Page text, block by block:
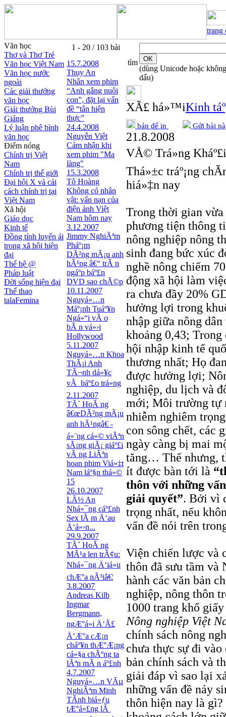
trang
Văn học
Thơ và Thơ Trẻ
Văn học Việt Nam
Văn học nước
ngoài
Các giải thưởng
văn học
Giải thưởng Bùi
Giáng
Lý luận phê bình
văn học
Điểm nóng
Chính trị Việt
Nam
Chính trị thế giới
Đại hội X và cải
cách chính trị tại
Việt Nam
Xã hội
Giáo dục
Kinh tế
Đồng tính luyến ái
trong xã hội hiện
đại
Thế hệ @
Pháp luật
Đời sống hiện đại
Thể thao
talaFemina
1 - 20 / 103 bài
15.7.2008
Thụy An
Nhân xem phim
“Anh gắng nuôi
con”, đặt lại vấn
đề “tân hiện
thực”
24.4.2008
Nguyễn Việt
Cảm nhận khi
xem phim "Ma
làng"
15.3.2008
Tô Hoàng
Không có nhân
vật: vấn nạn của
điện ảnh Việt
Nam hôm nay
3.12.2007
Jimmy NghiÃªm
Pháº¡m
DÃ²ng mÃ¡u anh
hÃ¹ng â€“ trÃ n
ngáº­p báº£n
DVD sao chÃ©p
10.11.2007
Nguyá»…n
Máº¡nh Tuáº¥n
Ngá»“i vÃ o
bÃ n vá»›i
Hollywood
5.11.2007
Nguyá»…n Khoa
ThÃ¡i Anh
TÃ¬nh dá»¥c
vÃ báº£o trá»ng
2.11.2007
TÃ´ HoÃ ng
â€œDÃ²ng mÃ¡u
anh hÃ¹ngâ€ -
á»¨ng cá»© viÃªn
sÃ¡ng giÃ¡ giáº£i
vÃ ng LiÃªn
hoan phim Viá»‡t
Nam láº§n thá»©
15
26.10.2007
LÃ½ An
Nhá»¯ng cáº£nh
Sex lÃ m Ä‘au
Ä‘á»›n...
29.9.2007
TÃ´ HoÃ ng
MÃ¹a len trÃ¢u:
Nhá»¯ng Ä‘iá»u
chÆ°a nÃ³iâ€¦
3.8.2007
Andreas Kilb
Ingmar
Bergmann,
ngÆ°á»i Ä‘Ã£
Ä‘Æ°a cÆ¡n
cháº¥n thÆ°Æ¡ng
cá»§a chÃºng ta
lÃªn mÃ n áº£nh
4.7.2007
Nguyá»…n VÃµ
NghiÃªm Minh
TÃ­nh biá»ƒu
tÆ°á»£ng lÃ
tìm
(dùng Unicode hoặc không
dấu)
XÃ£ há»™iKinh
bản để in Gửi bài
21.8.2008
VÅ© Trá»ng Kháº£i
Thá»±c tráº¡ng
hiá»‡n nay
Trong thời gian vừa
phương tiện thông
nông nghiệp nông
sinh đang bức xúc
nghề nông chiếm
động xã hội làm
ra chưa đầy 20%
hưởng lợi trong
nhập giữa nông
khoảng 0,43;
hội nhập kinh tế
thương nhất; Họ
được hưởng lợi;
nghiệp, du lịch và
mới; Môi trường tự
nhiễm nghiêm
con sông chết, các
ngày càng bị mai
tăng… Thế nhưng,
ít được bàn tới là
thôn với những
giải quyết”. Bởi vì
trọng nhất, nếu
vấn đề nói trên
Viện chiến lược và
thôn đã sưu tầm và
hành các văn bản
nghiệp, nông thôn
1000 trang khổ
Nông nghiệp Việt
chính sách nông
chưa thực sự đi
bản chính sách và
giải đáp vì sao lại
những vấn đề nảy
thôn hiện nay là